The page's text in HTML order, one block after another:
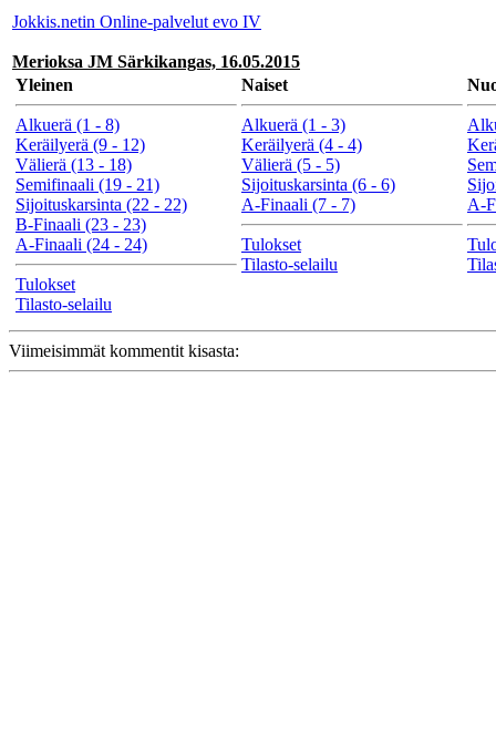
Jokkis.netin Online-palvelut evo IV
Merioksa JM Särkikangas, 16.05.2015
Yleinen
Alkuerä (1 - 8)
Keräilyerä (9 - 12)
Välierä (13 - 18)
Semifinaali (19 - 21)
Sijoituskarsinta (22 - 22)
B-Finaali (23 - 23)
A-Finaali (24 - 24)
Tulokset
Tilasto-selailu
Naiset
Alkuerä (1 - 3)
Keräilyerä (4 - 4)
Välierä (5 - 5)
Sijoituskarsinta (6 - 6)
A-Finaali (7 - 7)
Tulokset
Tilasto-selailu
A-
Viimeisimmät kommentit kisasta: